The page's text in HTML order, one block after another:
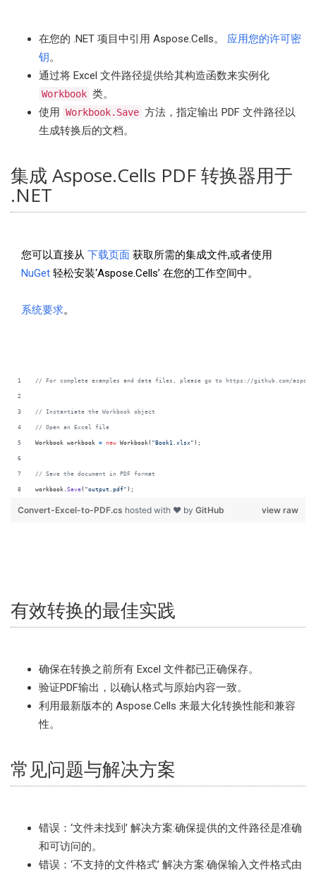
在您的 .NET 项目中引用 Aspose.Cells。 应用您的许可密
钥。
通过将 Excel 文件路径提供给其构造函数来实例化
Workbook 类。
使用 Workbook.Save 方法，指定输出 PDF 文件路径以
生成转换后的文档。
集成 Aspose.Cells PDF 转换器用于
.NET
您可以直接从 下载页面 获取所需的集成文件,或者使用
NuGet 轻松安装‘Aspose.Cells’ 在您的工作空间中。
系统要求。
// For complete examples and data files, please go to https://github.com/
// Instantiate the Workbook object
// Open an Excel file
Workbook workbook = new Workbook( "Book1.xlsx" ) ;
// Save the document in PDF format
workbook . Save( "output.pdf" ) ;
view raw
Convert-Excel-to-PDF.cs hosted with ❤ by GitHub
有效转换的最佳实践
确保在转换之前所有 Excel 文件都已正确保存。
验证PDF输出，以确认格式与原始内容一致。
利用最新版本的 Aspose.Cells 来最大化转换性能和兼容
性。
常见问题与解决方案
错误：‘文件未找到’ 解决方案:确保提供的文件路径是准确
和可访问的。
错误：‘不支持的文件格式’ 解决方案:确保输入文件格式由